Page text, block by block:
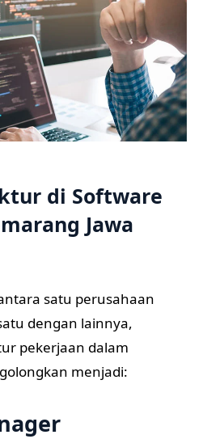
di Software
Jawa
satu perusahaan
dengan lainnya,
pekerjaan dalam
menjadi: